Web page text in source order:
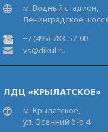
м. Водный стадион,
Ленинградское
+7 (495) 783-57-00
vs@dikul.ru
ЛДЦ «КРЫЛАТСКОЕ»
м. Крылатское,
ул. Осенний б-р 4